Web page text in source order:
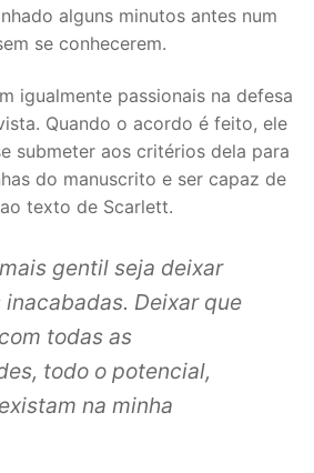
alguns minutos antes num
se conhecerem.
igualmente passionais na defesa
Quando o acordo é feito, ele
submeter aos critérios dela para
do manuscrito e ser capaz de
texto de Scarlett.
gentil seja deixar
Deixar que
todas as
todo o potencial,
na minha